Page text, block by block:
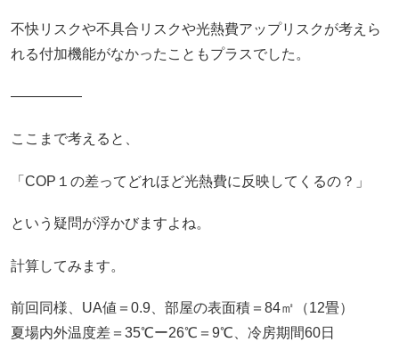
不快リスクや不具合リスクや光熱費アップリスクが考えら
れる付加機能がなかったこともプラスでした。
―――――
ここまで考えると、
「COP１の差ってどれほど光熱費に反映してくるの？」
という疑問が浮かびますよね。
計算してみます。
前回同様、UA値＝0.9、部屋の表面積＝84㎡（12畳）
夏場内外温度差＝35℃ー26℃＝9℃、冷房期間60日